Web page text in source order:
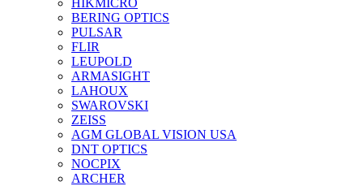
HIKMICRO
BERING OPTICS
PULSAR
FLIR
LEUPOLD
ARMASIGHT
LAHOUX
SWAROVSKI
ZEISS
AGM GLOBAL VISION USA
DNT OPTICS
NOCPIX
ARCHER